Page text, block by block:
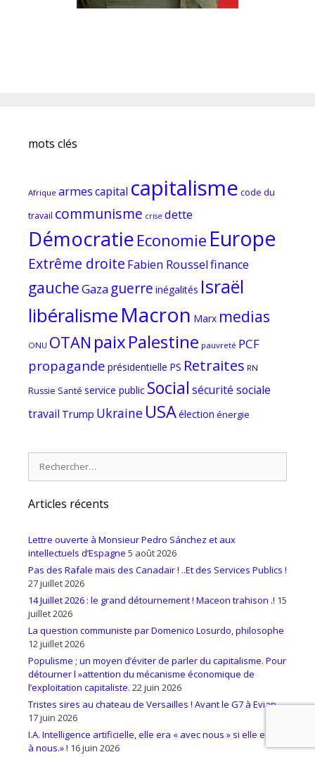
mots clés
Afrique armescapital capitalisme code du
travail communisme crise dette
Démocratie Economie Europe
Extrême droite Fabien Rousselfinance
gaucheGaza guerre inégalités Israël
libéralismeMacron Marx medias
ONU OTAN paixPalestine pauvreté PCF
propagande présidentielle PS Retraites RN
Russie Santé service public Social sécurité sociale
travail Trump Ukraine USAélection énergie
Articles récents
Lettre ouverte à Monsieur Pedro Sánchez et aux
intellectuels d’Espagne 5 août 2026
Pas des Rafale mais des Canadair ! ..Et des Services Publics !
27 juillet 2026
14 Juillet 2026 : le grand détournement ! Maceon trahison .! 15
juillet 2026
La question communiste par Domenico Losurdo, philosophe
12 juillet 2026
Populisme ; un moyen d’éviter de parler du capitalisme. Pour
détourner l »attention du mécanisme économique de
l’exploitation capitaliste. 22 juin 2026
Tristes sires au chateau de Versailles ! Avant le G7 à Evian.
17 juin 2026
I.A. Intelligence artificielle, elle era « avec nous » si elle est «
à nous.» ! 16 juin 2026